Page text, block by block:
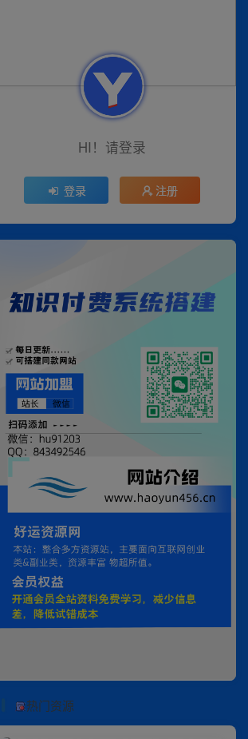
HI！请登录
登录 注册
热门资源